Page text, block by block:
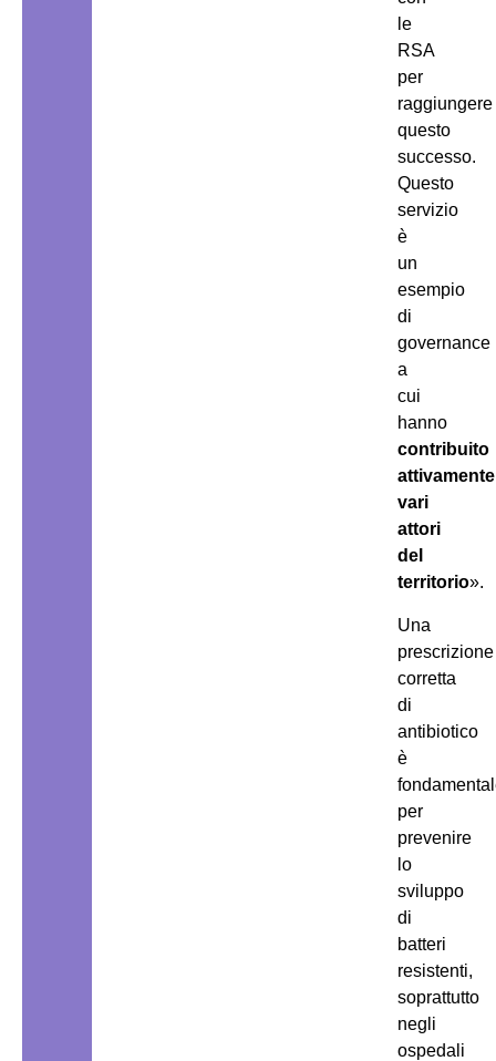
le
RSA
per
raggiungere
questo
successo.
Questo
servizio
è
un
esempio
di
governance
a
cui
hanno
contribuito
attivamente
vari
attori
del
territorio».
Una
prescrizione
corretta
di
antibiotico
è
per
prevenire
lo
sviluppo
di
batteri
resistenti,
soprattutto
negli
ospedali